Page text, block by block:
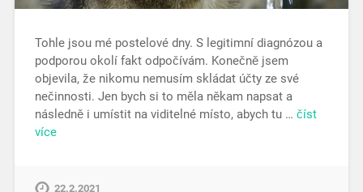
Tohle jsou mé postelové dny. S legitimní diagnózou a
podporou okolí fakt odpočívám. Konečně jsem
objevila, že nikomu nemusím skládat účty ze své
nečinnosti. Jen bych si to měla někam napsat a
následně i umístit na viditelné místo, abych tu … číst
více
22.2.2021